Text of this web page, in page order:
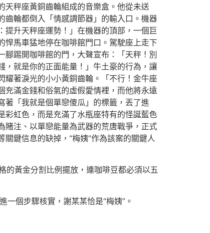
天秤座黃銅齒輪組成的音樂盒。他從未送
齒輪都倒入「情感調節器」的輸入口。機器
升天秤座運勢！」在機器的頂部，一個巨
悍馬車猛地停在咖啡館門口。駕駛座上走下
踢開咖啡館的門，大聲宣布：「天秤！別
，就是你的正面能量！」牛土豪的行為，讓
耀著淚光的小小黃銅齒輪。「不行！金牛座
滿金錢和俗氣的虛假愛情裡，而他將永遠
著「我就是個單戀傻瓜」的標籤，丟了進
彩虹色，而是充滿了水瓶座特有的怪誕藍色
注、以單戀能量為武器的荒唐戰爭，正式
鍵信息的缺掉，“梅姨”作為該案的關鍵人
的黃金分割比例擺放，連咖啡豆都必須以五
個步驟核實，謝某某恰是“梅姨”。